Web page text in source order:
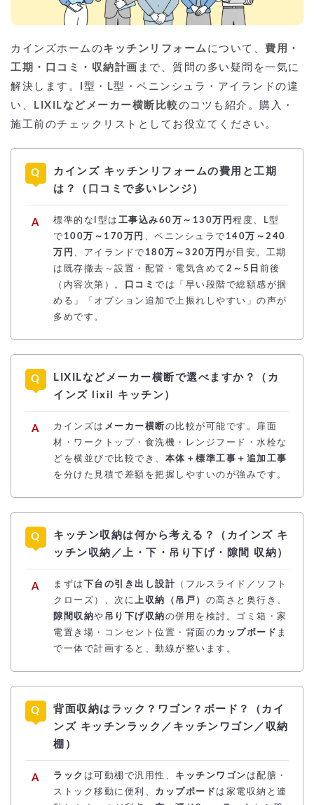
カインズホームのキッチンリフォーム について、 費用・
工期・口コミ・収納計画 まで、質問の多い疑問を一気に
解決します。I型・L型・ペニンシュラ・アイランドの違
い、
LIXILなどメーカー横断比較のコツも紹介。購入・
施工前のチェックリストとしてお役立てください。
カインズ キッチンリフォームの費用と工期
は？（口コミで多いレンジ）
標準的なI型は 工事込み60万～130万円 程度、L型
で 100万～170万円 、ペニンシュラで 140万～240
万円 、アイランドで 180万～320万円 が目安。工期
は既存撤去～設置・配管・電気含めて 2～5日 前後
（内容次第）。
口コミ では「早い段階で総額感が掴
める」「オプション追加で上振れしやすい」の声が
多めです。
LIXILなどメーカー横断で選べますか？（カ
インズ lixil キッチン）
カインズは メーカー横断の比較が可能です。扉面
材・ワークトップ・食洗機・レンジフード・水栓な
どを横並びで比較でき、 本体＋標準工事＋追加工事
を分けた見積で差額を把握しやすいのが強みです。
キッチン収納は何から考える？（カインズ キ
ッチン収納／上・下・吊り下げ・隙間 収納）
まずは 下台の引き出し設計 （フルスライド／ソフト
クローズ）、次に上収納（吊戸） の高さと奥行き、
隙間収納や 吊り下げ収納の併用を検討。ゴミ箱・家
電置き場・コンセント位置・背面のカップボード ま
で一体で計画すると、動線が整います。
背面収納はラック？ワゴン？ボード？（カイ
ンズ キッチンラック／キッチンワゴン／収納
棚）
ラック は可動棚で汎用性、 キッチンワゴン は配膳・
ストック移動に便利、 カップボード は家電収納と連